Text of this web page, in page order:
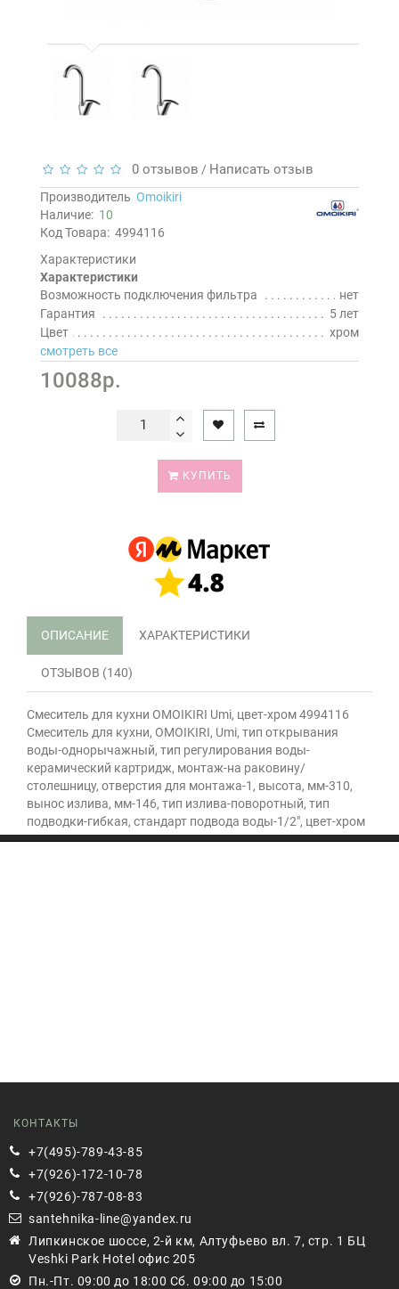
0 отзывов / Написать отзыв
Производитель Omoikiri
Наличие: 10
Код Товара: 4994116
Характеристики
Характеристики
Возможность подключения фильтра
нет
Гарантия
5 лет
Цвет
хром
смотреть все
10088р.
КУПИТЬ
ОПИСАНИЕ ХАРАКТЕРИСТИКИ
ОТЗЫВОВ (140)
Смеситель для кухни OMOIKIRI Umi, цвет-хром 4994116
Смеситель для кухни, OMOIKIRI, Umi, тип открывания
воды-однорычажный, тип регулирования воды-
керамический картридж, монтаж-на раковину/
столешницу, отверстия для монтажа-1, высота, мм-310,
вынос излива, мм-146, тип излива-поворотный, тип
подводки-гибкая, стандарт подвода воды-1/2", цвет-хром
КОНТАКТЫ
+7(495)-789-43-85
+7(926)-172-10-78
+7(926)-787-08-83
santehnika-line@yandex.ru
Липкинское шоссе, 2-й км, Алтуфьево вл. 7, стр. 1 БЦ
Veshki Park Hotel офис 205
Пн.-Пт. 09:00 до 18:00 Сб. 09:00 до 15:00